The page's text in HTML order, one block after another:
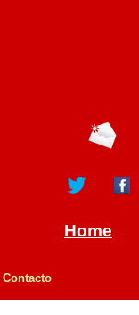
Home
Contacto